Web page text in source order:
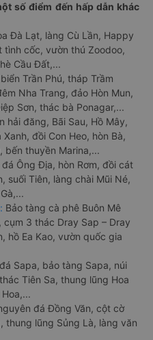
số điểm đến hấp dẫn khác
Đà Lạt, làng Cù Lần, Happy
tình cốc, vườn thú Zoodoo,
Cầu Đất,...
Trần Phú, tháp Trầm
Nha Trang, đảo Hòn Mun,
Sơn, thác bà Ponagar,...
hải đăng, Bãi Sau, Hồ Mây,
đồi Con Heo, hòn Bà,
bến thuyền Marina,...
đá Ông Địa, hòn Rơm, đồi cát
suối Tiên, làng chài Mũi Né,
Bảo tàng cà phê Buôn Mê
3 thác Dray Sap – Dray
hồ Ea Kao, vườn quốc gia
Sapa, bảo tàng Sapa, núi
Tiên Sa, thung lũng Hoa
đá Đồng Văn, cột cờ
thung lũng Sủng Là, làng văn